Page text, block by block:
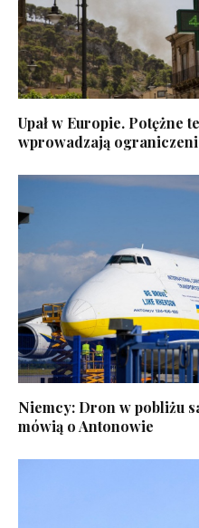
Upał w Europie. Potężne
wprowadzają
Niemcy: Dron w pobliżu
mówią o Antonowie